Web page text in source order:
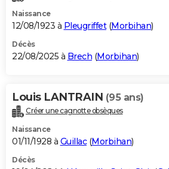
Dictionnaire
Biographies
Citations
Expressions
Proverbes
PROGRAMME TV
S'inscrire
Se connecter
Lycées
Collèges
Primaires
Universités
Entreprises
Service militaire
Avis de recherche
AVIS DE DÉCÈS
Bricolage
Lifestyle
Culture
Sport
Auto
Television
Voyage
Cinema
Naissance
12/08/1923 à Pleugriffet(Morbihan)
Décès
22/08/2025 à Brech (Morbihan)
Louis LANTRAIN (95 ans)
Créer une cagnotte obsèques
Naissance
01/11/1928 à Guillac(Morbihan)
Décès